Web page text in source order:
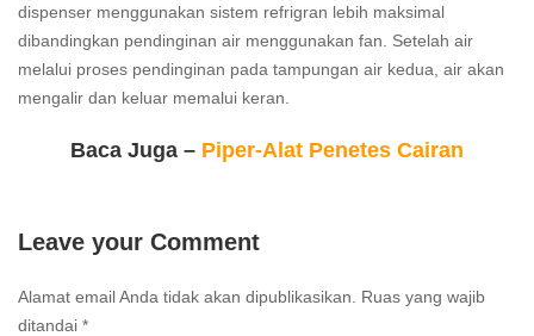
dispenser menggunakan sistem refrigran lebih maksimal
dibandingkan pendinginan air menggunakan fan. Setelah air
melalui proses pendinginan pada tampungan air kedua, air akan
mengalir dan keluar memalui keran.
Baca Juga – Piper-Alat Penetes Cairan
Leave your Comment
Alamat email Anda tidak akan dipublikasikan.
Ruas yang wajib
ditandai *